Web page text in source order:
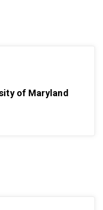
of Maryland